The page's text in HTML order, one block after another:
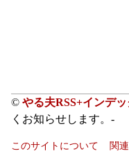
© やる夫RSS+インデッ
くお知らせします。-
このサイトについて 関